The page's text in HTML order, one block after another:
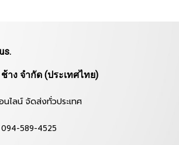
าง จำกัด (ประเทศไทย)
นไลน์ จัดส่งทั่วประเทศ
589-4525